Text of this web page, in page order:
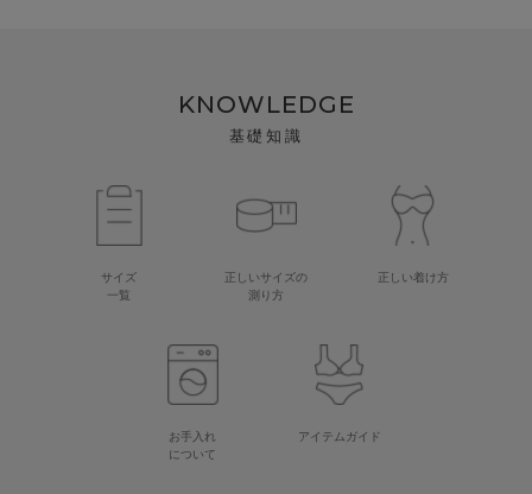
KNOWLEDGE
基礎知識
サイズ
一覧
正しいサイズの
測り方
正しい着け方
お手入れ
について
アイテムガイド